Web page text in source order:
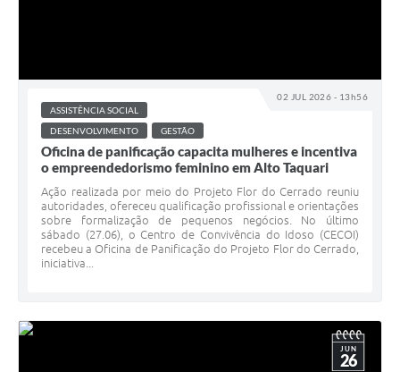
02 JUL 2026 - 13h56
ASSISTÊNCIA SOCIAL
DESENVOLVIMENTO
GESTÃO
Oficina de panificação capacita mulheres e incentiva
o empreendedorismo feminino em Alto Taquari
Ação realizada por meio do Projeto Flor do Cerrado reuniu
autoridades, ofereceu qualificação profissional e orientações
sobre formalização de pequenos negócios. No último
sábado (27.06), o Centro de Convivência do Idoso (CECOI)
recebeu a Oficina de Panificação do Projeto Flor do Cerrado,
iniciativa...
JUN
26